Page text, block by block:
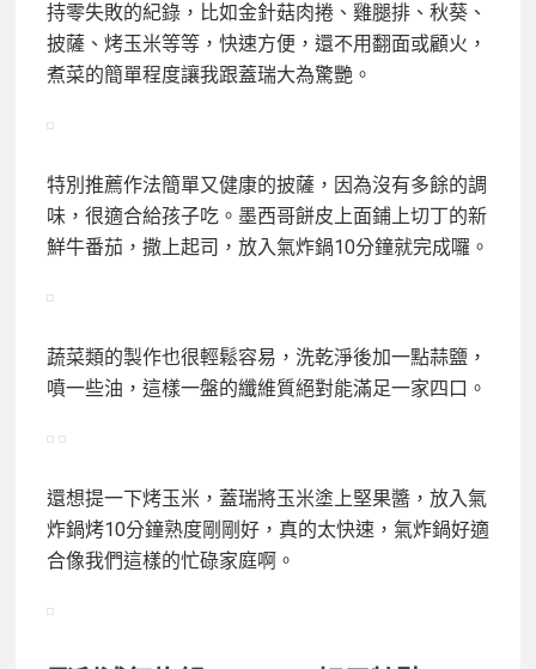
持零失敗的紀錄，比如金針菇肉捲、雞腿排、秋葵、
披薩、烤玉米等等，快速方便，還不用翻面或顧火，
煮菜的簡單程度讓我跟蓋瑞大為驚艷。
特別推薦作法簡單又健康的披薩，因為沒有多餘的調
味，很適合給孩子吃。墨西哥餅皮上面鋪上切丁的新
鮮牛番茄，撒上起司，放入氣炸鍋10分鐘就完成囉。
蔬菜類的製作也很輕鬆容易，洗乾淨後加一點蒜鹽，
噴一些油，這樣一盤的纖維質絕對能滿足一家四口。
還想提一下烤玉米，蓋瑞將玉米塗上堅果醬，放入氣
炸鍋烤10分鐘熟度剛剛好，真的太快速，氣炸鍋好適
合像我們這樣的忙碌家庭啊。